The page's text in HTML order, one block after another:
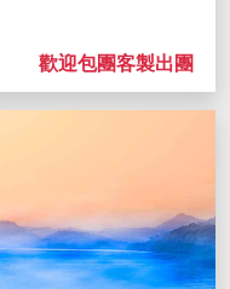
歡迎包團客製出團